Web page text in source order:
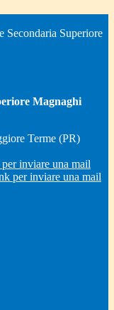
Secondaria Superiore
Magnaghi
Terme (PR)
inviare una mail
per inviare una mail